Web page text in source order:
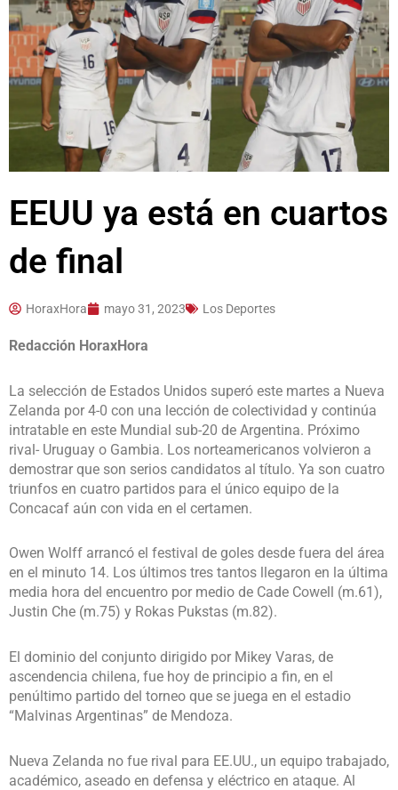
EEUU ya está en cuartos
de final
HoraxHora mayo 31, 2023 Los Deportes
Redacción HoraxHora
La selección de Estados Unidos superó este martes a Nueva
Zelanda por 4-0 con una lección de colectividad y continúa
intratable en este Mundial sub-20 de Argentina. Próximo
rival- Uruguay o Gambia. Los norteamericanos volvieron a
demostrar que son serios candidatos al título. Ya son cuatro
triunfos en cuatro partidos para el único equipo de la
Concacaf aún con vida en el certamen.
Owen Wolff arrancó el festival de goles desde fuera del área
en el minuto 14. Los últimos tres tantos llegaron en la última
media hora del encuentro por medio de Cade Cowell (m.61),
Justin Che (m.75) y Rokas Pukstas (m.82).
El dominio del conjunto dirigido por Mikey Varas, de
ascendencia chilena, fue hoy de principio a fin, en el
penúltimo partido del torneo que se juega en el estadio
“Malvinas Argentinas” de Mendoza.
Nueva Zelanda no fue rival para EE.UU., un equipo trabajado,
académico, aseado en defensa y eléctrico en ataque. Al